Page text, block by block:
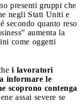
presenti gruppi che
negli Stati Uniti e
secondo quanto reso
aumenta la
come oggetti
i lavoratori
informare le
scoprono contenga
assai severe se